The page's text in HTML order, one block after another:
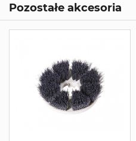
Pozostałe akcesoria